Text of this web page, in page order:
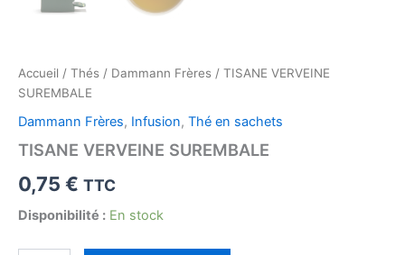
Accueil / Thés / Dammann Frères / TISANE VERVEINE
SUREMBALE
Dammann Frères, Infusion, Thé en sachets
TISANE VERVEINE SUREMBALE
0,75 € TTC
Disponibilité : En stock